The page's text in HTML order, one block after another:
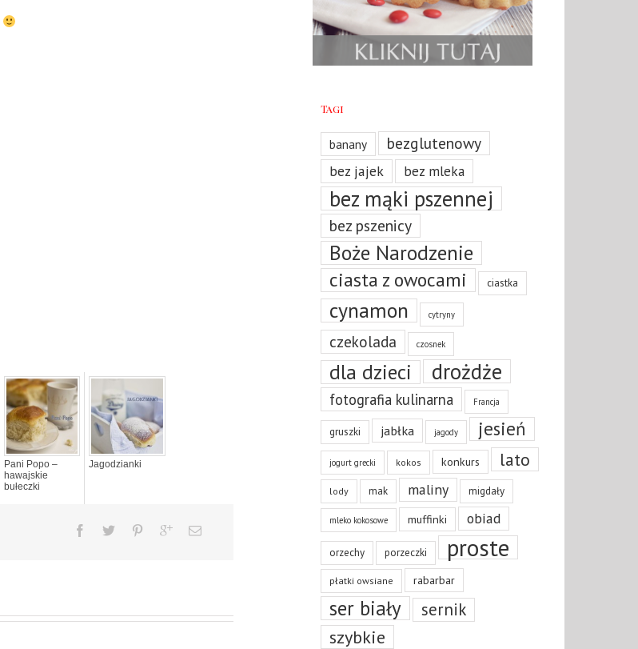
Pani Popo –
hawajskie
bułeczki
Jagodzianki
Tagi
banany bezglutenowy
bez jajek bez mleka
bez mąki pszennej
bez pszenicy
Boże Narodzenie
ciasta z owocami ciastka
cynamon cytryny
czekolada czosnek
dla dzieci drożdże
fotografia kulinarna Francja
gruszki jabłka jagody jesień
jogurt grecki kokos konkurs lato
lody mak maliny migdały
mleko kokosowe muffinki obiad
orzechy porzeczki proste
płatki owsiane rabarbar
ser biały sernik
szybkie